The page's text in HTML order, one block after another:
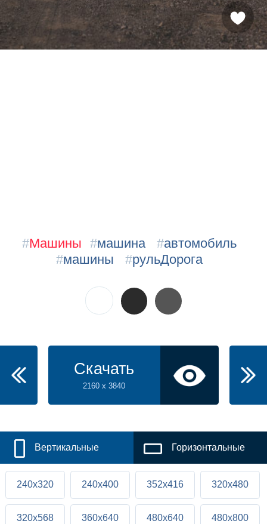
#Машины #машина #автомобиль
#машины #рульДорога
Скачать
2160 x 3840
Вертикальные Горизонтальные
240x320 240x400 352x416 320x480
320x568 360x640 480x640 480x800